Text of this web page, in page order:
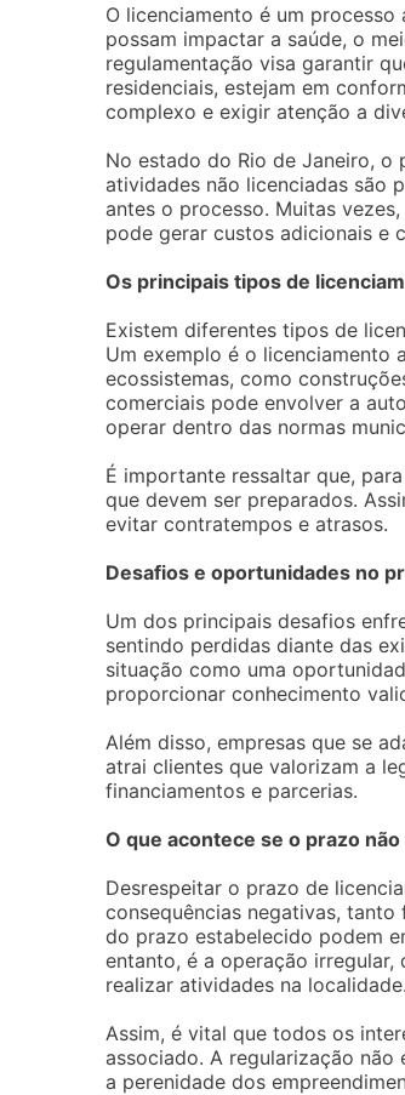
O licenciamento é um
possam impactar a saúde, o
regulamentação visa garantir
residenciais, estejam em
complexo e exigir atenção a
No estado do Rio de Janeiro, o
atividades não licenciadas são
antes o processo. Muitas
pode gerar custos adicionais e
Os principais tipos de
Existem diferentes tipos de
Um exemplo é o licenciamento
ecossistemas, como
comerciais pode envolver a
operar dentro das normas
É importante ressaltar que,
que devem ser preparados.
evitar contratempos e atrasos.
Desafios e oportunidades no
Um dos principais desafios
sentindo perdidas diante das
situação como uma
proporcionar conhecimento
Além disso, empresas que se
atrai clientes que valorizam a
financiamentos e parcerias.
O que acontece se o prazo
Desrespeitar o prazo de
consequências negativas,
do prazo estabelecido podem
entanto, é a operação
realizar atividades na localidade.
Assim, é vital que todos os
associado. A regularização não
a perenidade dos